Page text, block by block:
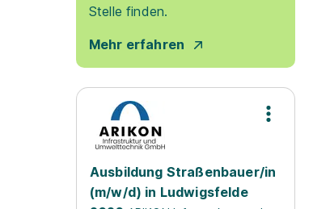
Stelle finden.
Mehr erfahren
Ausbildung Straßenbauer/in
(m/w/d) in Ludwigsfelde